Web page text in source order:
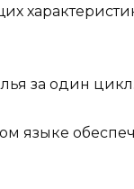
за один цикл.
языке